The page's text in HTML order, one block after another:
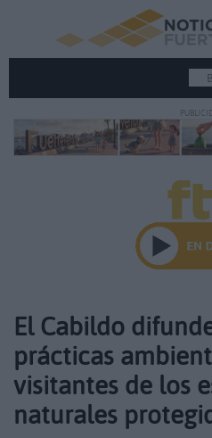
El Cabildo
prácticas
visitantes de los
naturales